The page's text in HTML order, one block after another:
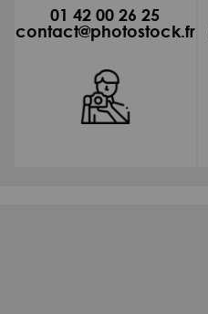
01 42 00 26 25
contact@photostock.fr